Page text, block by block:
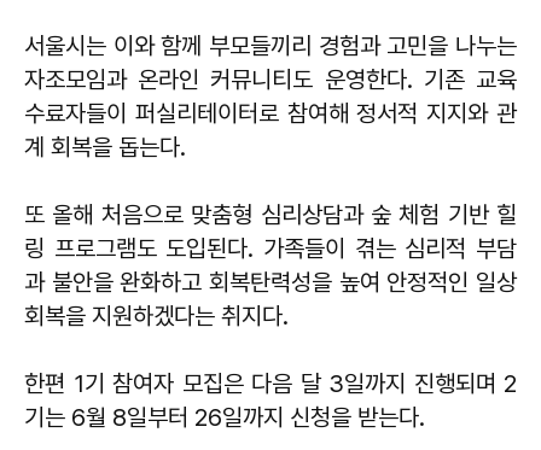
서울시는 이와 함께 부모들끼리 경험과 고민을 나누는
자조모임과 온라인 커뮤니티도 운영한다. 기존 교육
수료자들이 퍼실리테이터로 참여해 정서적 지지와 관
계 회복을 돕는다.
또 올해 처음으로 맞춤형 심리상담과 숲 체험 기반 힐
링 프로그램도 도입된다. 가족들이 겪는 심리적 부담
과 불안을 완화하고 회복탄력성을 높여 안정적인 일상
회복을 지원하겠다는 취지다.
한편 1기 참여자 모집은 다음 달 3일까지 진행되며 2
기는 6월 8일부터 26일까지 신청을 받는다.